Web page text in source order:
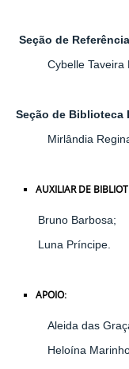
Seção de Referência
Cybelle Taveira
Seção de Biblioteca
Mirlândia
AUXILIAR DE
Bruno Barbosa;
Luna Príncipe.
APOIO:
Aleida das
Heloína